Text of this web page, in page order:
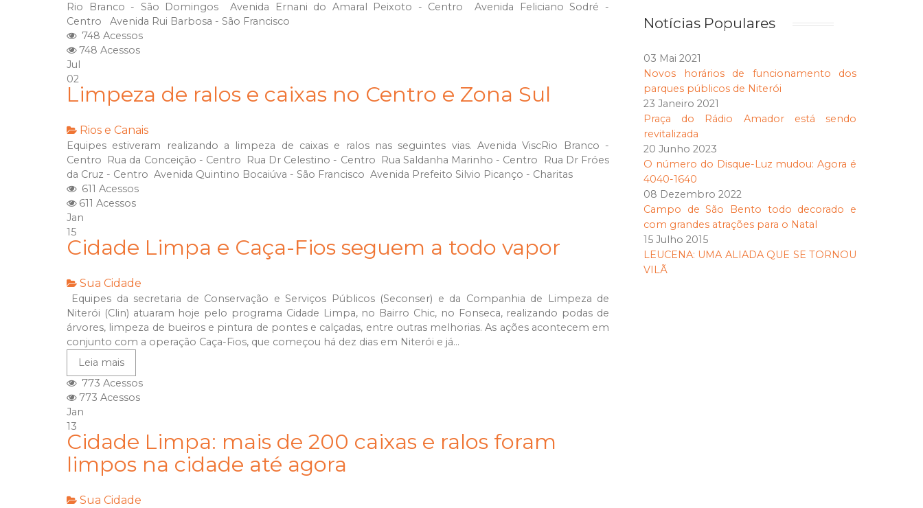
Rio Branco - São Domingos Avenida Ernani do Amaral Peixoto - Centro Avenida Feliciano Sodré -
Centro Avenida Rui Barbosa - São Francisco
748 Acessos
748 Acessos
Jul
02
Limpeza de ralos e caixas no Centro e Zona Sul
Rios e Canais
Equipes estiveram realizando a limpeza de caixas e ralos nas seguintes vias. Avenida ViscRio Branco -
Centro Rua da Conceição - Centro Rua Dr Celestino - Centro Rua Saldanha Marinho - Centro Rua Dr Fróes
da Cruz - Centro Avenida Quintino Bocaiúva - São Francisco Avenida Prefeito Silvio Picanço - Charitas
611 Acessos
611 Acessos
Jan
15
Cidade Limpa e Caça-Fios seguem a todo vapor
Sua Cidade
Equipes da secretaria de Conservação e Serviços Públicos (Seconser) e da Companhia de Limpeza de
Niterói (Clin) atuaram hoje pelo programa Cidade Limpa, no Bairro Chic, no Fonseca, realizando podas de
árvores, limpeza de bueiros e pintura de pontes e calçadas, entre outras melhorias. As ações acontecem em
conjunto com a operação Caça-Fios, que começou há dez dias em Niterói e já...
Leia mais
773 Acessos
773 Acessos
Jan
13
Cidade Limpa: mais de 200 caixas e ralos foram
limpos na cidade até agora
Sua Cidade
Notícias Populares
03 Mai 2021
Novos horários de funcionamento dos
parques públicos de Niterói
23 Janeiro 2021
Praça do Rádio Amador está sendo
revitalizada
20 Junho 2023
O número do Disque-Luz mudou: Agora é
4040-1640
08 Dezembro 2022
Campo de São Bento todo decorado e
com grandes atrações para o Natal
15 Julho 2015
LEUCENA: UMA ALIADA QUE SE TORNOU
VILÃ